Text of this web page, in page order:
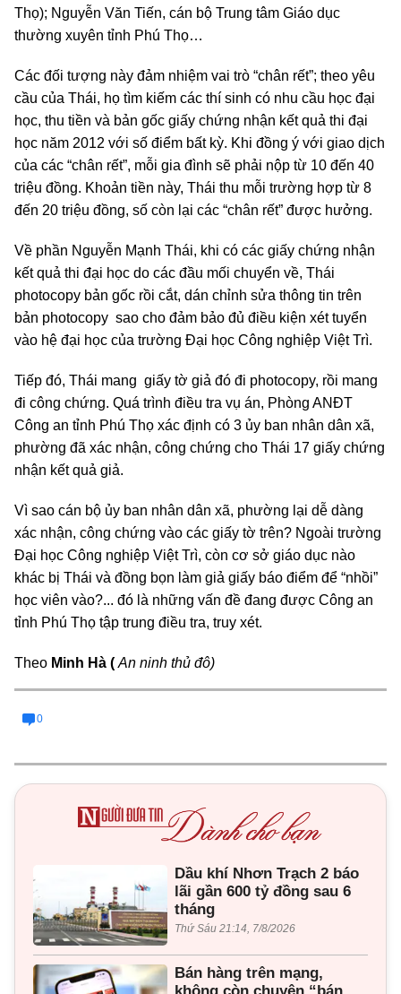
Thọ); Nguyễn Văn Tiến, cán bộ Trung tâm Giáo dục
thường xuyên tỉnh Phú Thọ…
Các đối tượng này đảm nhiệm vai trò “chân rết”; theo yêu
cầu của Thái, họ tìm kiếm các thí sinh có nhu cầu học đại
học, thu tiền và bản gốc giấy chứng nhận kết quả thi đại
học năm 2012 với số điểm bất kỳ. Khi đồng ý với giao dịch
của các “chân rết”, mỗi gia đình sẽ phải nộp từ 10 đến 40
triệu đồng. Khoản tiền này, Thái thu mỗi trường hợp từ 8
đến 20 triệu đồng, số còn lại các “chân rết” được hưởng.
Về phần Nguyễn Mạnh Thái, khi có các giấy chứng nhận
kết quả thi đại học do các đầu mối chuyển về, Thái
photocopy bản gốc rồi cắt, dán chỉnh sửa thông tin trên
bản photocopy sao cho đảm bảo đủ điều kiện xét tuyển
vào hệ đại học của trường Đại học Công nghiệp Việt Trì.
Tiếp đó, Thái mang giấy tờ giả đó đi photocopy, rồi mang
đi công chứng. Quá trình điều tra vụ án, Phòng ANĐT
Công an tỉnh Phú Thọ xác định có 3 ủy ban nhân dân xã,
phường đã xác nhận, công chứng cho Thái 17 giấy chứng
nhận kết quả giả.
Vì sao cán bộ ủy ban nhân dân xã, phường lại dễ dàng
xác nhận, công chứng vào các giấy tờ trên? Ngoài trường
Đại học Công nghiệp Việt Trì, còn cơ sở giáo dục nào
khác bị Thái và đồng bọn làm giả giấy báo điểm để “nhồi”
học viên vào?... đó là những vấn đề đang được Công an
tỉnh Phú Thọ tập trung điều tra, truy xét.
Theo Minh Hà ( An ninh thủ đô)
0
Dầu khí Nhơn Trạch 2 báo
lãi gần 600 tỷ đồng sau 6
tháng
Thứ Sáu 21:14, 7/8/2026
Bán hàng trên mạng,